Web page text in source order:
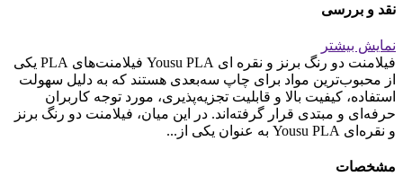
نقد و بررسی
نمایش بیشتر
فیلامنت دو رنگ برنز و نقره ای Yousu PLA فیلامنت‌های PLA یکی
از محبوب‌ترین مواد برای چاپ سه‌بعدی هستند که به دلیل سهولت
استفاده، کیفیت بالا و قابلیت تجزیه‌پذیری، مورد توجه کاربران
حرفه‌ای و مبتدی قرار گرفته‌اند. در این میان، فیلامنت دو رنگ برنز
و نقره‌ای Yousu PLA به عنوان یکی از...
مشخصات